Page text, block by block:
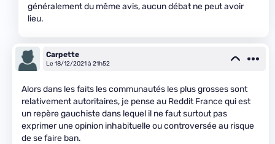
généralement du même avis, aucun débat ne peut avoir
lieu.
Carpette
Le 18/12/2021 à 21h52
Alors dans les faits les communautés les plus grosses sont
relativement autoritaires, je pense au Reddit France qui est
un repère gauchiste dans lequel il ne faut surtout pas
exprimer une opinion inhabituelle ou controversée au risque
de se faire ban.